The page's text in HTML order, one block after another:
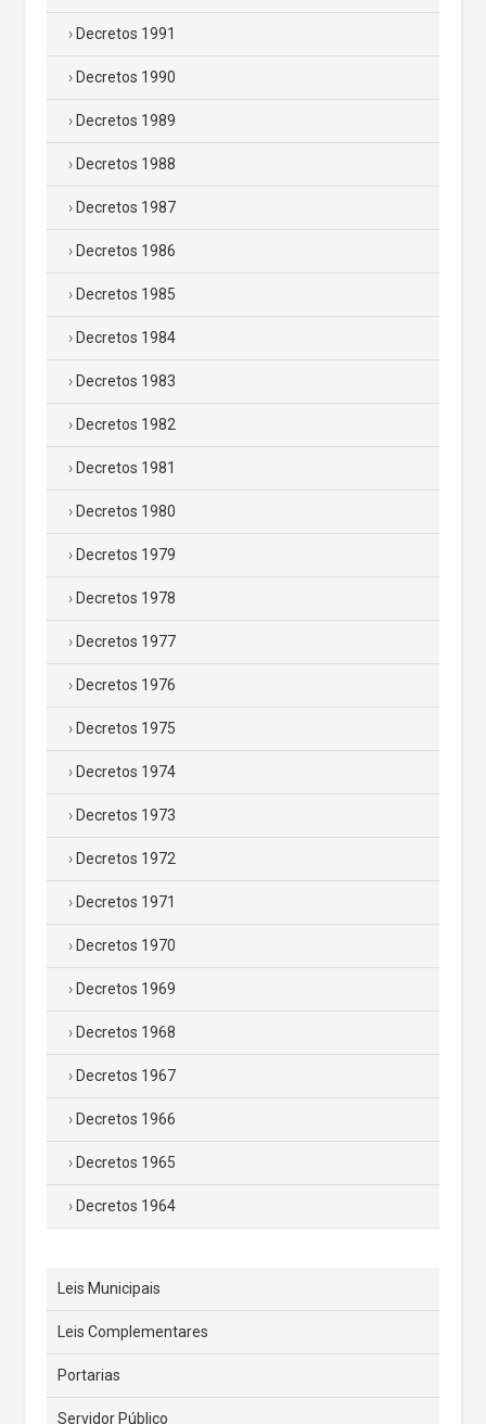
Decretos 1991
Decretos 1990
Decretos 1989
Decretos 1988
Decretos 1987
Decretos 1986
Decretos 1985
Decretos 1984
Decretos 1983
Decretos 1982
Decretos 1981
Decretos 1980
Decretos 1979
Decretos 1978
Decretos 1977
Decretos 1976
Decretos 1975
Decretos 1974
Decretos 1973
Decretos 1972
Decretos 1971
Decretos 1970
Decretos 1969
Decretos 1968
Decretos 1967
Decretos 1966
Decretos 1965
Decretos 1964
Leis Municipais
Leis Complementares
Portarias
Servidor Público